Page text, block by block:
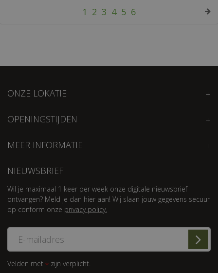
1 2 3 4 5 6
ONZE LOKATIE
OPENINGSTIJDEN
MEER INFORMATIE
NIEUWSBRIEF
Wil je maximaal 1 keer per week onze digitale nieuwsbrief
ontvangen? Meld je dan hier aan! Wij slaan jouw gegevens secuur
op conform onze privacy policy.
Velden met * zijn verplicht.